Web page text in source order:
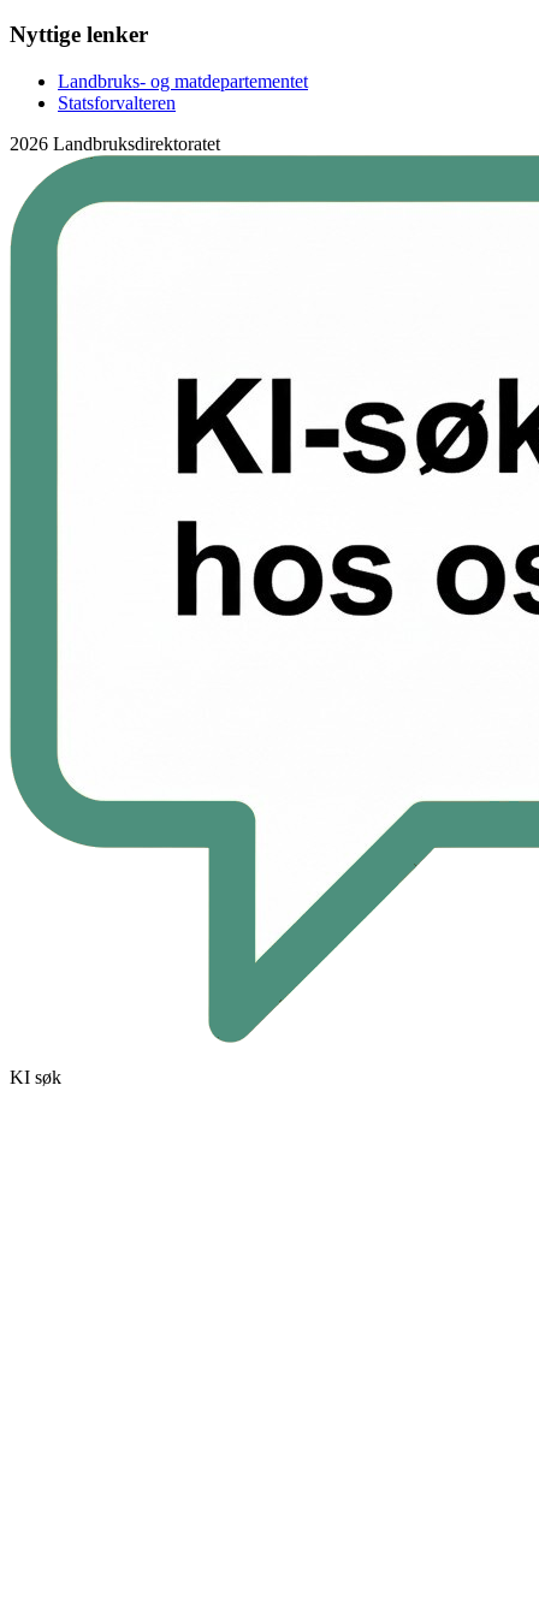
Nyttige lenker
Landbruks- og matdepartementet
Statsforvalteren
2026 Landbruksdirektoratet
KI søk